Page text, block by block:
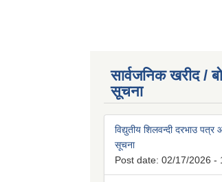
सार्वजनिक खरीद /
सूचना
विद्युतीय शिलवन्दी दरभाउ पत्र
सूचना
Post date: 02/17/2026 -